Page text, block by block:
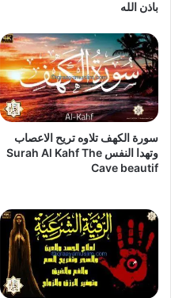
باذن الله
سورة الكهف تلاوه تريح الاعصاب
وتهدا النفس Surah Al Kahf The
Cave beautif